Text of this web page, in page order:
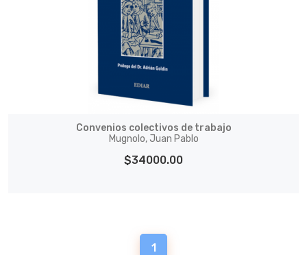
Convenios colectivos de trabajo
Mugnolo, Juan Pablo
$34000.00
1